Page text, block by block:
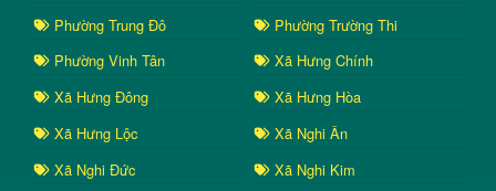
Phường Trung Đô
Phường Trường Thi
Phường Vinh Tân
Xã Hưng Chính
Xã Hưng Đông
Xã Hưng Hòa
Xã Hưng Lộc
Xã Nghi Ân
Xã Nghi Đức
Xã Nghi Kim